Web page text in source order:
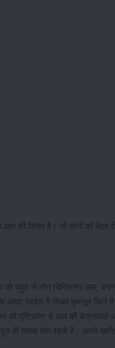
की किस्म है। जो लोगों को बेहद
बहुत से लोग (बेनिशान) आम,
आंध्र प्रदेश में स्थित कुरनूल जिले में
की दृष्टिकोण से आम की बंगानपल्ले
ज्यादा मांग रहती है। अपने